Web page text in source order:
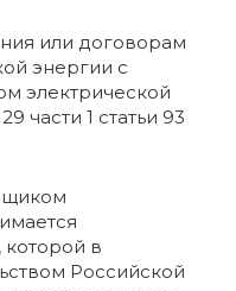
или договорам
энергии с
электрической
части 1 статьи 93
в
Российской